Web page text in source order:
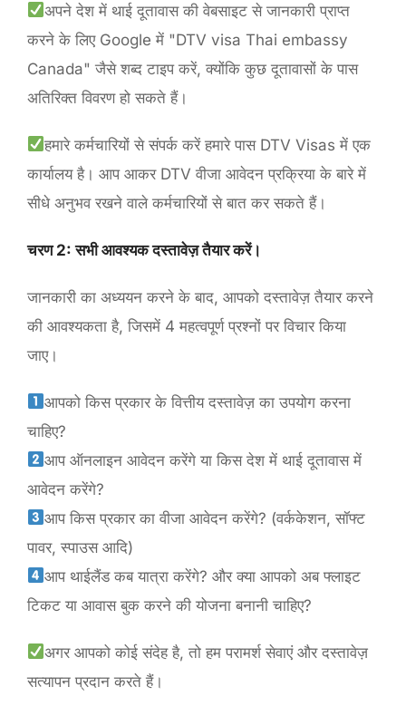
अपने देश में थाई दूतावास की वेबसाइट से जानकारी प्राप्त
करने के लिए Google में "DTV visa Thai embassy
Canada" जैसे शब्द टाइप करें, क्योंकि कुछ दूतावासों के पास
अतिरिक्त विवरण हो सकते हैं।
हमारे कर्मचारियों से संपर्क करें हमारे पास DTV Visas में एक
कार्यालय है। आप आकर DTV वीजा आवेदन प्रक्रिया के बारे में
सीधे अनुभव रखने वाले कर्मचारियों से बात कर सकते हैं।
चरण 2: सभी आवश्यक दस्तावेज़ तैयार करें।
जानकारी का अध्ययन करने के बाद, आपको दस्तावेज़ तैयार करने
की आवश्यकता है, जिसमें 4 महत्वपूर्ण प्रश्नों पर विचार किया
जाए।
आपको किस प्रकार के वित्तीय दस्तावेज़ का उपयोग करना
चाहिए?
आप ऑनलाइन आवेदन करेंगे या किस देश में थाई दूतावास में
आवेदन करेंगे?
आप किस प्रकार का वीजा आवेदन करेंगे? (वर्ककेशन, सॉफ्ट
पावर, स्पाउस आदि)
आप थाईलैंड कब यात्रा करेंगे? और क्या आपको अब फ्लाइट
टिकट या आवास बुक करने की योजना बनानी चाहिए?
अगर आपको कोई संदेह है, तो हम परामर्श सेवाएं और दस्तावेज़
सत्यापन प्रदान करते हैं।